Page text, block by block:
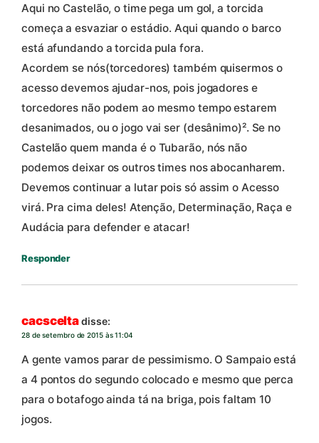
Aqui no Castelão, o time pega um gol, a torcida
começa a esvaziar o estádio. Aqui quando o barco
está afundando a torcida pula fora.
Acordem se nós(torcedores) também quisermos o
acesso devemos ajudar-nos, pois jogadores e
torcedores não podem ao mesmo tempo estarem
desanimados, ou o jogo vai ser (desânimo)². Se no
Castelão quem manda é o Tubarão, nós não
podemos deixar os outros times nos abocanharem.
Devemos continuar a lutar pois só assim o Acesso
virá. Pra cima deles! Atenção, Determinação, Raça e
Audácia para defender e atacar!
Responder
cacsceltadisse:
28 de setembro de 2015 às 11:04
A gente vamos parar de pessimismo. O Sampaio está
a 4 pontos do segundo colocado e mesmo que perca
para o botafogo ainda tá na briga, pois faltam 10
jogos.